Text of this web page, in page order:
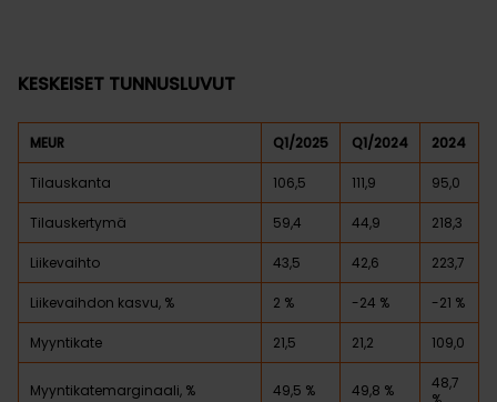
KESKEISET TUNNUSLUVUT
MEUR Q1/2025 Q1/2024 2024
Tilauskanta 106,5 111,9 95,0
Tilauskertymä 59,4 44,9 218,3
Liikevaihto 43,5 42,6 223,7
Liikevaihdon kasvu, % 2 % -24 % -21 %
Myyntikate 21,5 21,2 109,0
Myyntikatemarginaali, % 49,5 % 49,8 %
48,7